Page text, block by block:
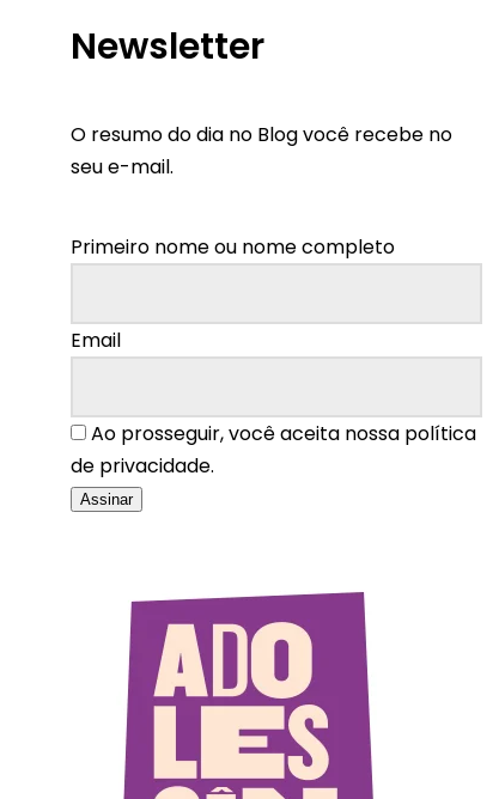
Newsletter
O resumo do dia no Blog você recebe no
seu e-mail.
Primeiro nome ou nome completo
Email
Ao prosseguir, você aceita nossa política
de privacidade.